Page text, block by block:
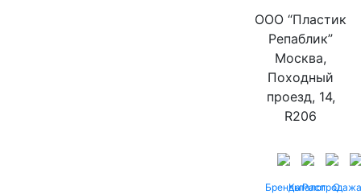
ООО “Пластик
Репаблик”
Москва,
Походный
проезд, 14,
R206
БрендыКаталог
Распродажа
О